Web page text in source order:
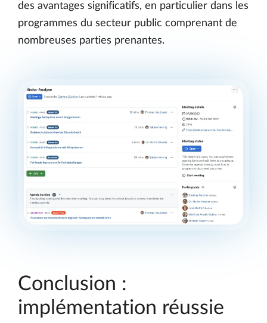
des avantages significatifs, en particulier dans les
programmes du secteur public comprenant de
nombreuses parties prenantes.
Conclusion :
implémentation réussie